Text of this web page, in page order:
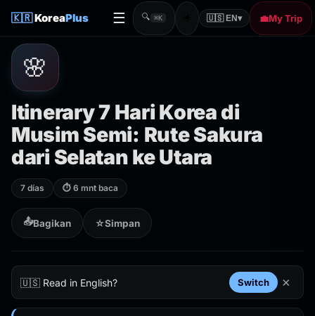
🇰🇷KoreaPlus ☰ 🔍 ⌘K 🇺🇸 EN▾ 💼My Trip
🌸
Itinerary 7 Hari Korea di
Musim Semi: Rute Sakura
dari Selatan ke Utara
7 días ⏱ 6 mnt baca
📤Bagikan ☆Simpan
🇺🇸 Read in English? Switch ×